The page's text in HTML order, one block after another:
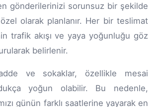
gönderilerinizi sorunsuz bir şekilde
olarak planlanır. Her bir teslimat
trafik akışı ve yaya yoğunluğu göz
belirlenir.
ve sokaklar, özellikle mesai
yoğun olabilir. Bu nedenle,
günün farklı saatlerine yayarak en